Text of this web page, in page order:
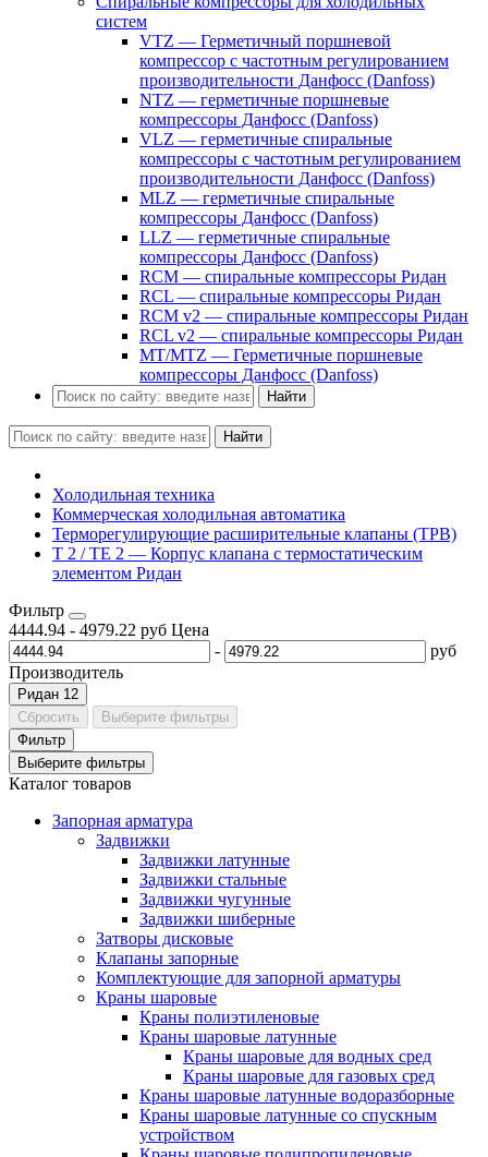
систем
VTZ — Герметичный поршневой
компрессор с частотным регулированием
производительности Данфосс (Danfoss)
NTZ — герметичные поршневые
компрессоры Данфосс (Danfoss)
VLZ — герметичные спиральные
компрессоры с частотным регулированием
производительности Данфосс (Danfoss)
MLZ — герметичные спиральные
компрессоры Данфосс (Danfoss)
LLZ — герметичные спиральные
компрессоры Данфосс (Danfoss)
RCM — спиральные компрессоры Ридан
RCL — спиральные компрессоры Ридан
RCM v2 — спиральные компрессоры Ридан
RCL v2 — спиральные компрессоры Ридан
MT/MTZ — Герметичные поршневые
компрессоры Данфосс (Danfoss)
Найти
Найти
Холодильная техника
Коммерческая холодильная автоматика
Терморегулирующие расширительные клапаны (ТРВ)
T 2 / TE 2 — Корпус клапана с термостатическим
элементом Ридан
Фильтр
4444.94 - 4979.22 руб Цена
-
руб
Производитель
Ридан 12
Сбросить
Выберите фильтры
Фильтр
Выберите фильтры
Каталог товаров
Запорная арматура
Задвижки
Задвижки латунные
Задвижки стальные
Задвижки чугунные
Задвижки шиберные
Затворы дисковые
Клапаны запорные
Комплектующие для запорной арматуры
Краны шаровые
Краны полиэтиленовые
Краны шаровые латунные
Краны шаровые для водных сред
Краны шаровые для газовых сред
Краны шаровые латунные водоразборные
Краны шаровые латунные со спускным
устройством